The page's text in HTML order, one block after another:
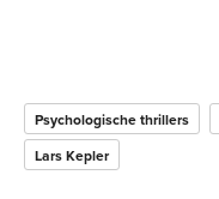
Psychologische thrillers
Lars Kepler